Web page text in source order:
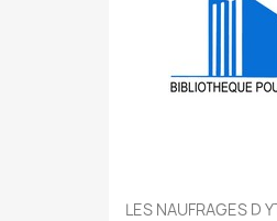
LES NAUFRAGES D